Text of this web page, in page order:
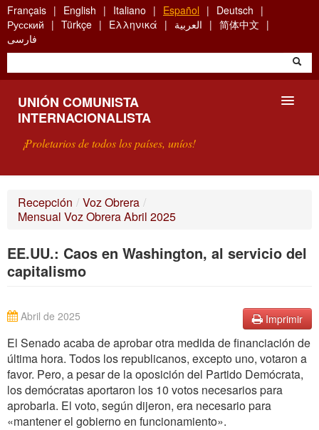
Skip
to
main
content
Français English Italiano Español
Deutsch
Русский
Türkçe Ελληνικά العربية
简体中文
فارسی
UNIÓN COMUNISTA
INTERNACIONALISTA
¡Proletarios de todos los países, uníos!
¿QUÉ ES LA UCI?
BÚSQUEDA
CONTACTARNOS
Recepción / Voz Obrera /
Mensual Voz Obrera Abril 2025
EE.UU.: Caos en Washington, al servicio del
capitalismo
Imprimir
Abril de 2025
El Senado acaba de aprobar otra medida de financiación de
última hora. Todos los republicanos, excepto uno, votaron a
favor. Pero, a pesar de la oposición del Partido Demócrata,
los demócratas aportaron los 10 votos necesarios para
aprobarla. El voto, según dijeron, era necesario para
«mantener el gobierno en funcionamiento».